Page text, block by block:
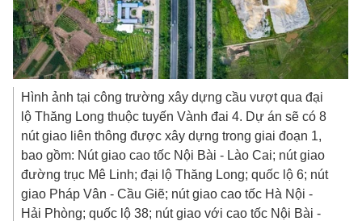
Hình ảnh tại công trường xây dựng cầu vượt qua đại
lộ Thăng Long thuộc tuyến Vành đai 4. Dự án sẽ có 8
nút giao liên thông được xây dựng trong giai đoạn 1,
bao gồm: Nút giao cao tốc Nội Bài - Lào Cai; nút giao
đường trục Mê Linh; đại lộ Thăng Long; quốc lộ 6; nút
giao Pháp Vân - Cầu Giẽ; nút giao cao tốc Hà Nội -
Hải Phòng; quốc lộ 38; nút giao với cao tốc Nội Bài -